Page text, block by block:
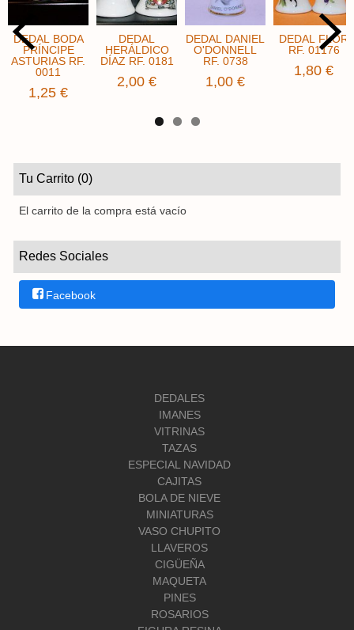
Tu Carrito (0)
El carrito de la compra está vacío
Redes Sociales
Facebook
DEDAL BODA
PRÍNCIPE
ASTURIAS RF.
0011
1,25 €
DEDAL
HERÁLDICO
DÍAZ RF. 0181
2,00 €
DEDAL DANIEL
O'DONNELL
RF. 0738
1,00 €
DEDAL FLOR
RF. 01176
1,80 €
DEDALES
IMANES
VITRINAS
TAZAS
ESPECIAL NAVIDAD
CAJITAS
BOLA DE NIEVE
MINIATURAS
VASO CHUPITO
LLAVEROS
CIGÜEÑA
MAQUETA
PINES
ROSARIOS